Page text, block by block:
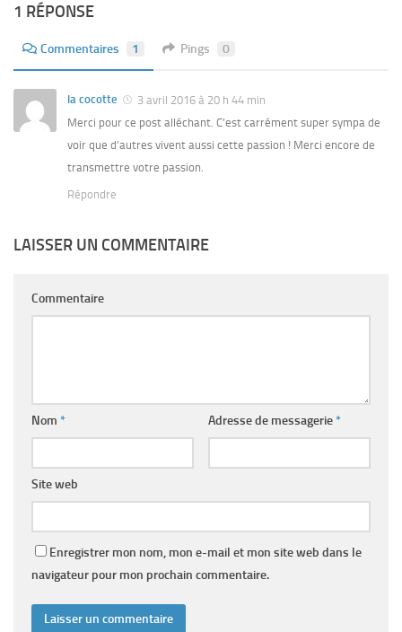
1 RÉPONSE
Commentaires 1 Pings 0
la cocotte
3 avril 2016 à 20 h 44 min
Merci pour ce post alléchant. C’est carrément super sympa de
voir que d’autres vivent aussi cette passion ! Merci encore de
transmettre votre passion.
Répondre
LAISSER UN COMMENTAIRE
Commentaire
Nom * Adresse de messagerie*
Site web
Enregistrer mon nom, mon e-mail et mon site web dans le
navigateur pour mon prochain commentaire.